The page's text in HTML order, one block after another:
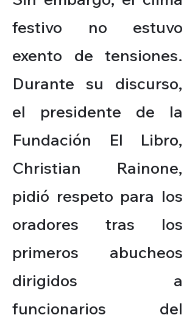
festivo no estuvo
exento de tensiones.
Durante su discurso,
el presidente de la
Fundación El Libro,
Christian Rainone,
pidió respeto para los
oradores tras los
primeros abucheos
dirigidos a
funcionarios del